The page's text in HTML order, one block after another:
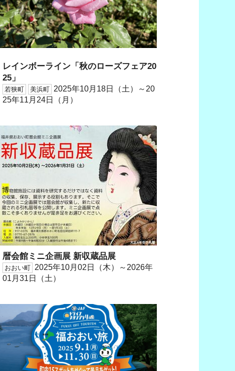
レインボーライン「秋のローズフェア20
25」
若狭町 美浜町 2025年10月18日（土）～20
25年11月24日（月）
暦会館ミニ企画展 新収蔵品展
おおい町 2025年10月02日（木）～2026年
01月31日（土）